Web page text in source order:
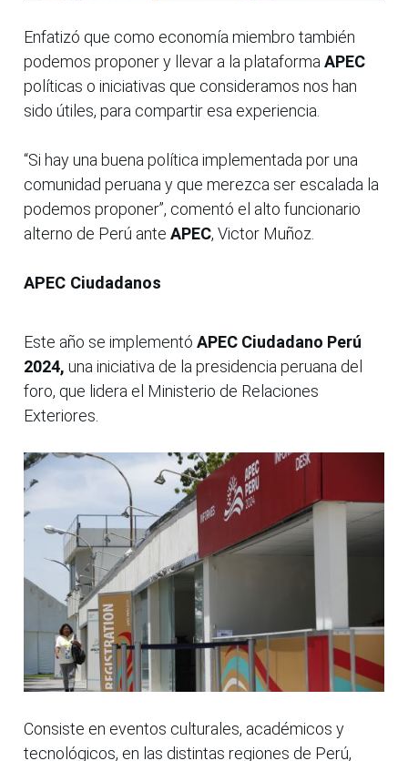
Enfatizó que como economía miembro también
podemos proponer y llevar a la plataforma APEC
políticas o iniciativas que consideramos nos han
sido útiles, para compartir esa experiencia.
“Si hay una buena política implementada por una
comunidad peruana y que merezca ser escalada la
podemos proponer”, comentó el alto funcionario
alterno de Perú ante APEC, Victor Muñoz.
APEC Ciudadanos
Este año se implementó APEC Ciudadano Perú
2024, una iniciativa de la presidencia peruana del
foro, que lidera el Ministerio de Relaciones
Exteriores.
Consiste en eventos culturales, académicos y
tecnológicos, en las distintas regiones de Perú,